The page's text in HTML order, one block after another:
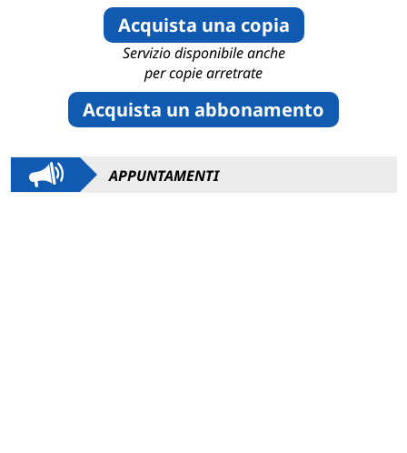
Acquista una copia
Servizio disponibile anche
per copie arretrate
Acquista un abbonamento
APPUNTAMENTI